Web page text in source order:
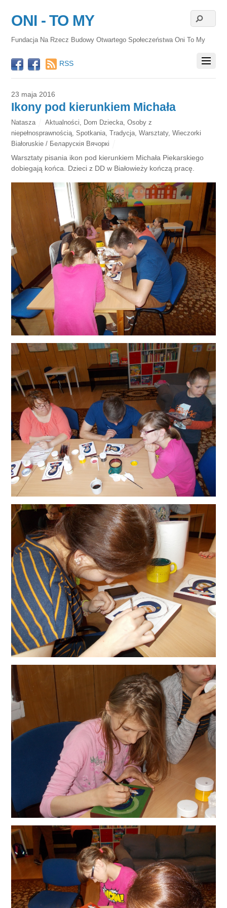
ONI - TO MY
Fundacja Na Rzecz Budowy Otwartego Społeczeństwa Oni To My
RSS
23 maja 2016
Ikony pod kierunkiem Michała
Natasza Aktualności Dom Dziecka Osoby z
niepełnosprawnością ,Spotkania ,Tradycja ,Warsztaty,Wieczorki
Białoruskie / Беларускія Вячоркі
Warsztaty pisania ikon pod kierunkiem Michała Piekarskiego
dobiegają końca. Dzieci z DD w Białowieży kończą pracę.